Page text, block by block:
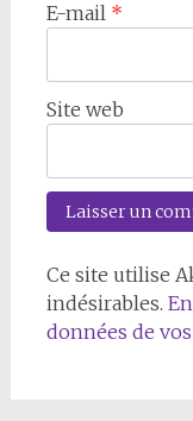
E-mail *
Site web
Ce site utilise
indésirables.
données de